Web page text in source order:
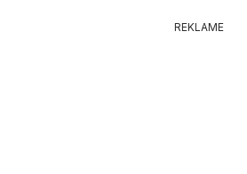
REKLAME